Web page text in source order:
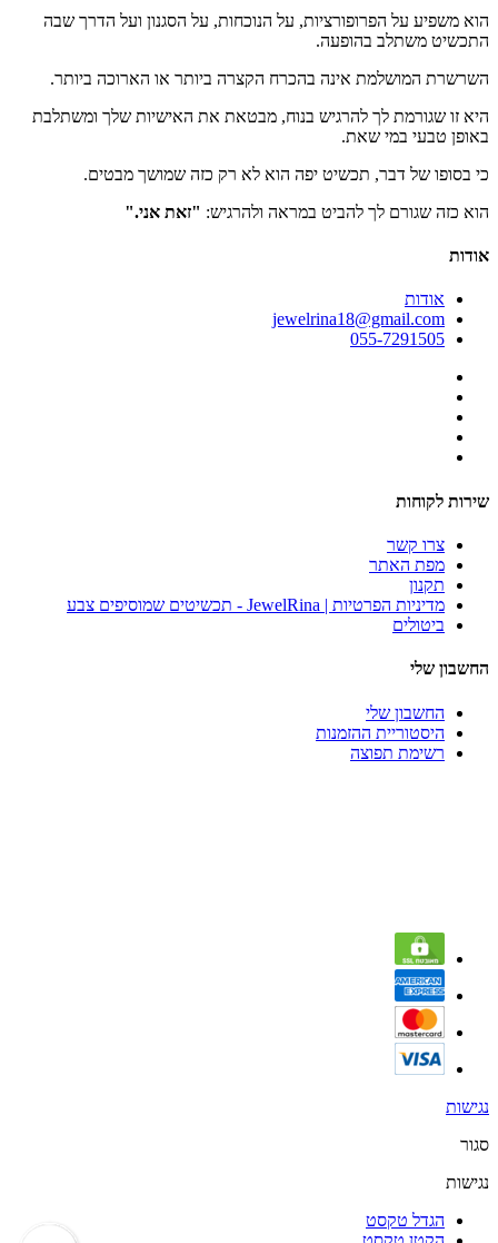
הוא משפיע על הפרופורציות, על הנוכחות, על הסגנון ועל הדרך שבה
התכשיט משתלב בהופעה.
השרשרת המושלמת אינה בהכרח הקצרה ביותר או הארוכה ביותר.
היא זו שגורמת לך להרגיש בנוח, מבטאת את האישיות שלך ומשתלבת
באופן טבעי במי שאת.
כי בסופו של דבר, תכשיט יפה הוא לא רק כזה שמושך מבטים.
הוא כזה שגורם לך להביט במראה ולהרגיש: "זאת אני."
אודות
אודות
jewelrina18@gmail.com
055-7291505
שירות לקוחות
צרו קשר
מפת האתר
תקנון
מדיניות הפרטיות | JewelRina - תכשיטים שמוסיפים צבע
ביטולים
החשבון שלי
החשבון שלי
היסטוריית ההזמנות
רשימת תפוצה
נגישות
סגור
נגישות
הגדל טקסט